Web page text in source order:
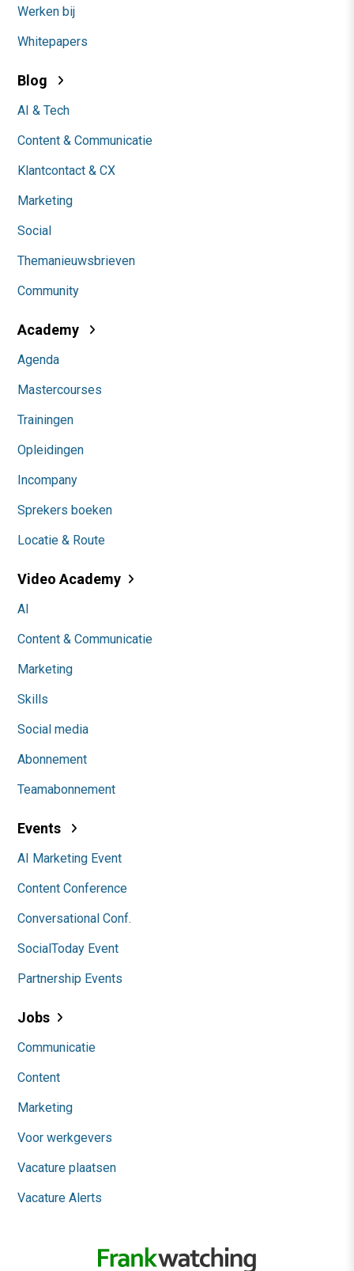
Werken bij
Whitepapers
Blog
AI & Tech
Content & Communicatie
Klantcontact & CX
Marketing
Social
Themanieuwsbrieven
Community
Academy
Agenda
Mastercourses
Trainingen
Opleidingen
Incompany
Sprekers boeken
Locatie & Route
Video Academy
AI
Content & Communicatie
Marketing
Skills
Social media
Abonnement
Teamabonnement
Events
AI Marketing Event
Content Conference
Conversational Conf.
SocialToday Event
Partnership Events
Jobs
Communicatie
Content
Marketing
Voor werkgevers
Vacature plaatsen
Vacature Alerts